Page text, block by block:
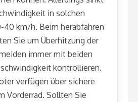
in solchen
40 km/h. Beim herabfahren
Sie um Überhitzung der
immer mit beiden
kontrollieren.
verfügen über sichere
Vorderrad. Sollten Sie